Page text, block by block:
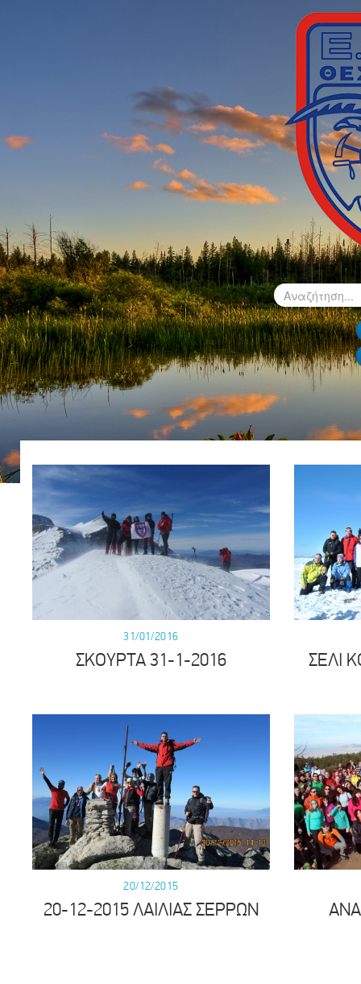
31/01/2016
ΣΚΟΥΡΤΑ 31-1-2016 ΣΕΛΙ
20/12/2015
20-12-2015 ΛΑΙΛΙΑΣ ΣΕΡΡΩΝ